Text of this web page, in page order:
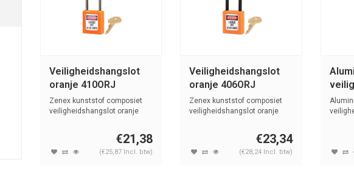
Veiligheidshangslot
oranje 410ORJ
Zenex kunststof composiet
veiligheidshangslot oranje
€21,38
(€25,87 Incl. btw)
Veiligheidshangslot
oranje 406ORJ
Zenex kunststof composiet
veiligheidshangslot oranje
€23,34
(€28,24 Incl. btw)
met